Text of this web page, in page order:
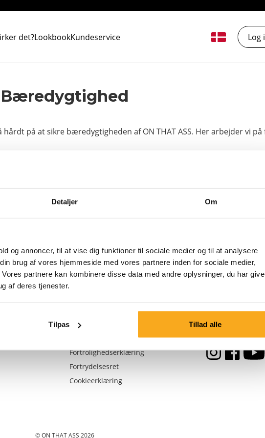
Detaljer Om
og annoncer, til at vise dig funktioner til sociale medier og til at analysere
brug af vores hjemmeside med vores partnere inden for sociale medier,
partnere kan kombinere disse data med andre oplysninger, du har
af deres tjenester.
Tilpas Tillad alle
det?LookbookKundeservice Log
Bæredygtighed
på at sikre bæredygtigheden af ON THAT ASS. Her arbejder vi
Fortrolighedserklæring
Fortrydelsesret
Cookieerklæring
Følg os
© ON THAT ASS 2026